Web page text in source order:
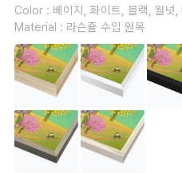
Color : 베이지, 화이트, 블랙, 월넛,
Material : 라슨쥴 수입 원목